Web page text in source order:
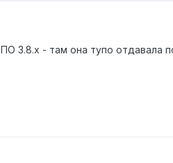
3.8.х - там она тупо отдавала